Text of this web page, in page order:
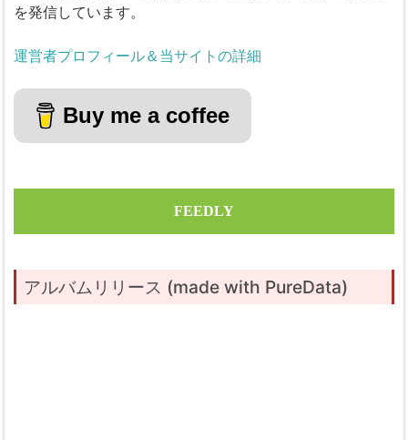
を発信しています。
運営者プロフィール＆当サイトの詳細
Buy me a coffee
FEEDLY
アルバムリリース (made with PureData)